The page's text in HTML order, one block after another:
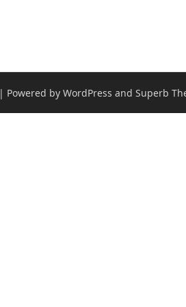
| Powered by WordPress and Superb